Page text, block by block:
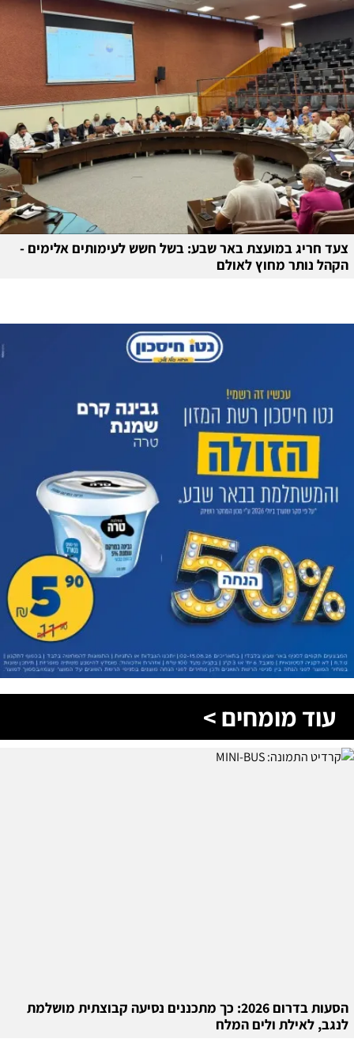
צעד חריג במועצת באר שבע: בשל חשש לעימותים אלימים -
הקהל נותר מחוץ לאולם
עוד מומחים >
הסעות בדרום 2026: כך מתכננים נסיעה קבוצתית מושלמת
לנגב, לאילת ולים המלח